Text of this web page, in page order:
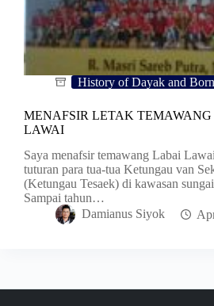
History of Dayak and
MENAFSIR LETAK
LAWAI
Saya menafsir temawang Labai
tuturan para tua-tua Ketungau van
(Ketungau Tesaek) di kawasan
Sampai tahun…
Damianus Siyok